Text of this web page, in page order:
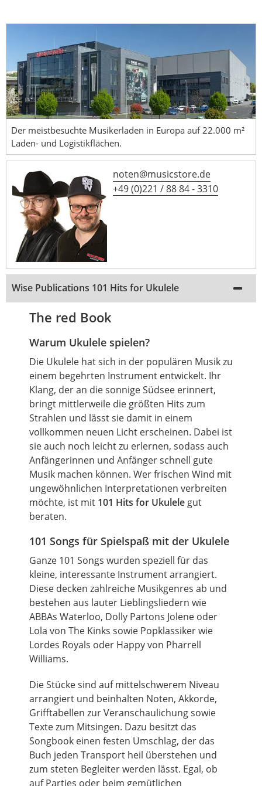
Der meistbesuchte Musikerladen in Europa auf 22.000 m²
Laden- und Logistikflächen.
noten@musicstore.de
+49 (0)221 / 88 84 - 3310
Wise Publications 101 Hits for Ukulele
The red Book
Warum Ukulele spielen?
Die Ukulele hat sich in der populären Musik zu
einem begehrten Instrument entwickelt. Ihr
Klang, der an die sonnige Südsee erinnert,
bringt mittlerweile die größten Hits zum
Strahlen und lässt sie damit in einem
vollkommen neuen Licht erscheinen. Dabei ist
sie auch noch leicht zu erlernen, sodass auch
Anfängerinnen und Anfänger schnell gute
Musik machen können. Wer frischen Wind mit
ungewöhnlichen Interpretationen verbreiten
möchte, ist mit 101 Hits for Ukulele gut
beraten.
101 Songs für Spielspaß mit der Ukulele
Ganze 101 Songs wurden speziell für das
kleine, interessante Instrument arrangiert.
Diese decken zahlreiche Musikgenres ab und
bestehen aus lauter Lieblingsliedern wie
ABBAs Waterloo, Dolly Partons Jolene oder
Lola von The Kinks sowie Popklassiker wie
Lordes Royals oder Happy von Pharrell
Williams.
Die Stücke sind auf mittelschwerem Niveau
arrangiert und beinhalten Noten, Akkorde,
Grifftabellen zur Veranschaulichung sowie
Texte zum Mitsingen. Dazu besitzt das
Songbook einen festen Umschlag, der das
Buch jeden Transport heil überstehen und
zum steten Begleiter werden lässt. Egal, ob
auf Parties oder beim gemütlichen